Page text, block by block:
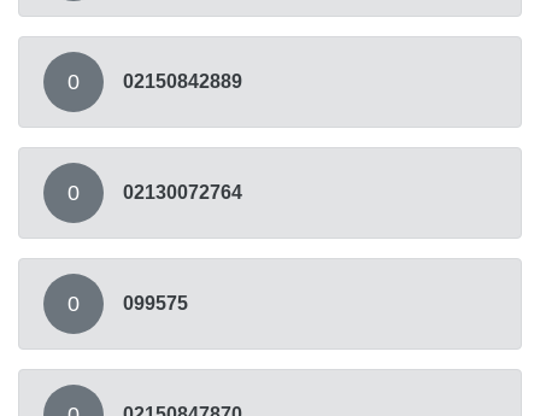
0 02150842889
0 02130072764
0 099575